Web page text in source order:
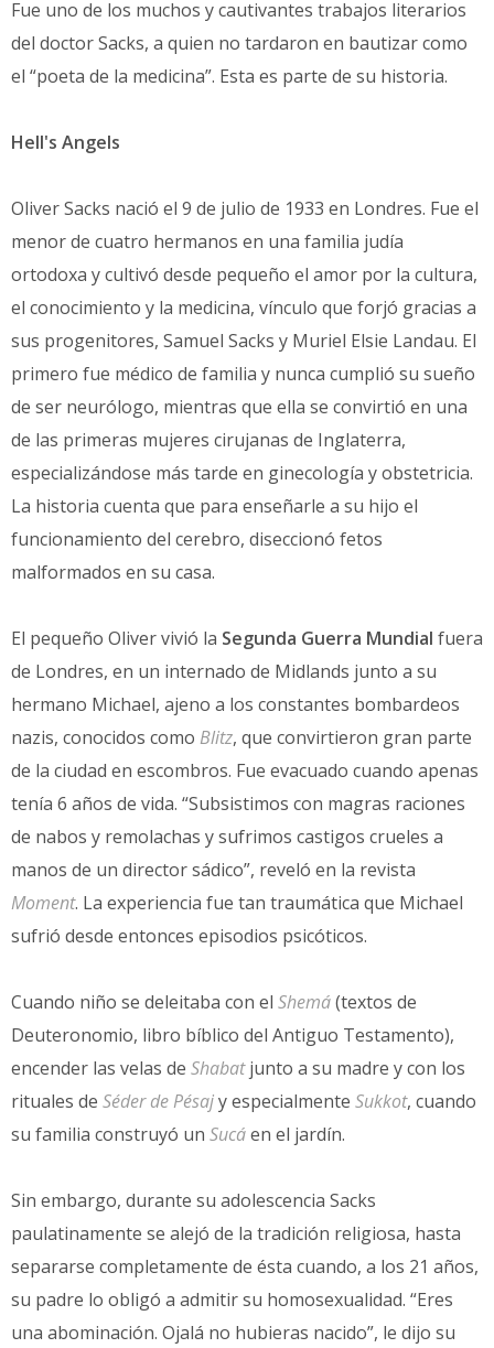
Fue uno de los muchos y cautivantes trabajos literarios
del doctor Sacks, a quien no tardaron en bautizar como
el “poeta de la medicina”. Esta es parte de su historia.
Hell's Angels
Oliver Sacks nació el 9 de julio de 1933 en Londres. Fue el
menor de cuatro hermanos en una familia judía
ortodoxa y cultivó desde pequeño el amor por la cultura,
el conocimiento y la medicina, vínculo que forjó gracias a
sus progenitores, Samuel Sacks y Muriel Elsie Landau. El
primero fue médico de familia y nunca cumplió su sueño
de ser neurólogo, mientras que ella se convirtió en una
de las primeras mujeres cirujanas de Inglaterra,
especializándose más tarde en ginecología y obstetricia.
La historia cuenta que para enseñarle a su hijo el
funcionamiento del cerebro, diseccionó fetos
malformados en su casa.
El pequeño Oliver vivió la Segunda Guerra Mundial fuera
de Londres, en un internado de Midlands junto a su
hermano Michael, ajeno a los constantes bombardeos
nazis, conocidos como Blitz, que convirtieron gran parte
de la ciudad en escombros. Fue evacuado cuando apenas
tenía 6 años de vida. “Subsistimos con magras raciones
de nabos y remolachas y sufrimos castigos crueles a
manos de un director sádico”, reveló en la revista
Moment. La experiencia fue tan traumática que Michael
sufrió desde entonces episodios psicóticos.
Cuando niño se deleitaba con el Shemá(textos de
Deuteronomio, libro bíblico del Antiguo Testamento),
encender las velas de Shabatjunto a su madre y con los
rituales de Séder de Pésajy especialmente Sukkot, cuando
su familia construyó un Sucáen el jardín.
Sin embargo, durante su adolescencia Sacks
paulatinamente se alejó de la tradición religiosa, hasta
separarse completamente de ésta cuando, a los 21 años,
su padre lo obligó a admitir su homosexualidad. “Eres
una abominación. Ojalá no hubieras nacido”, le dijo su